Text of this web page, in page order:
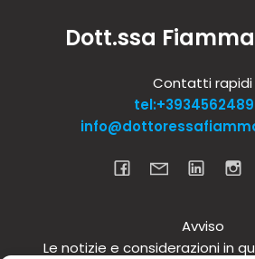
Dott.ssa
Contatti rapidi
Avviso
Le notizie e considerazioni in